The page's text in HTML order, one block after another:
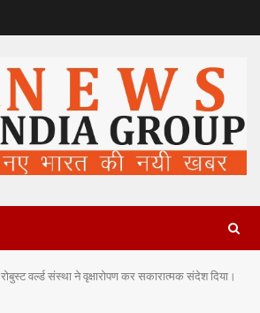
रोबुस्ट वर्ल्ड संस्था ने वृक्षारोपण कर सकारात्मक संदेश दिया।